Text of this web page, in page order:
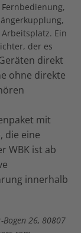
Ein
der es
direkt
ohne direkte
mit
die eine
WBK ist ab
innerhalb
Bogen 26, 80807